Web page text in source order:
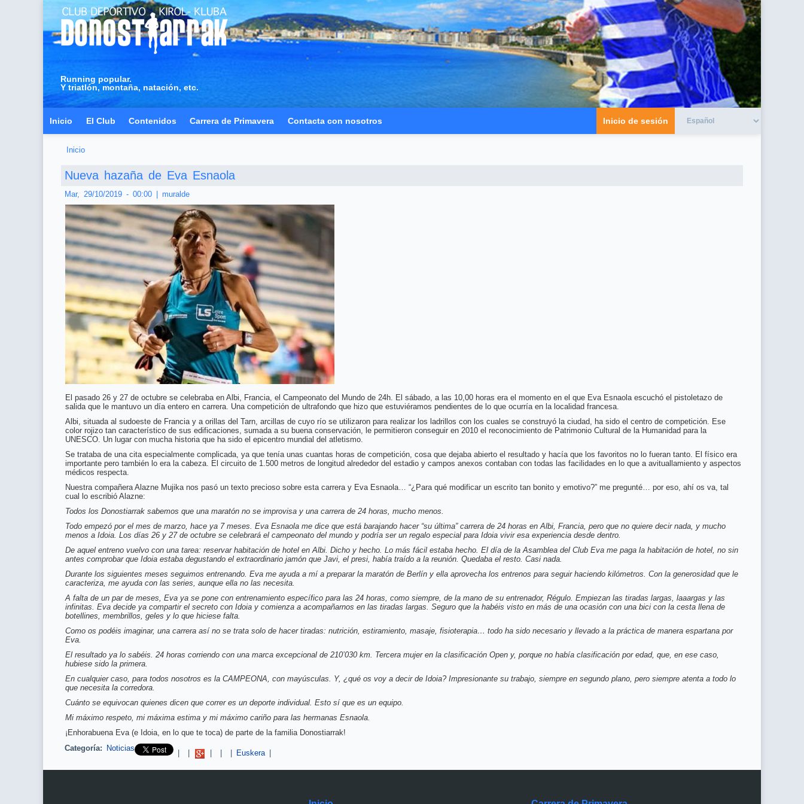
Running popular.
Y triatlón, montaña, natación, etc.
Inicio El Club Contenidos Carrera de Primavera Contacta con nosotros Inicio de sesión
Inicio
Nueva hazaña de Eva Esnaola
Mar, 29/10/2019 - 00:00 muralde
El pasado 26 y 27 de octubre se celebraba en Albi, Francia, el Campeonato del Mundo de 24h. El sábado, a las 10,00 horas era el momento en el que Eva Esnaola escuchó el pistoletazo de
salida que le mantuvo un día entero en carrera. Una competición de ultrafondo que hizo que estuviéramos pendientes de lo que ocurría en la localidad francesa.
Albi, situada al sudoeste de Francia y a orillas del Tarn, arcillas de cuyo río se utilizaron para realizar los ladrillos con los cuales se construyó la ciudad, ha sido el centro de competición. Ese
color rojizo tan característico de sus edificaciones, sumada a su buena conservación, le permitieron conseguir en 2010 el reconocimiento de Patrimonio Cultural de la Humanidad para la
UNESCO. Un lugar con mucha historia que ha sido el epicentro mundial del atletismo.
Se trataba de una cita especialmente complicada, ya que tenía unas cuantas horas de competición, cosa que dejaba abierto el resultado y hacía que los favoritos no lo fueran tanto. El físico era
importante pero también lo era la cabeza. El circuito de 1.500 metros de longitud alrededor del estadio y campos anexos contaban con todas las facilidades en lo que a avituallamiento y aspectos
médicos respecta.
Nuestra compañera Alazne Mujika nos pasó un texto precioso sobre esta carrera y Eva Esnaola… “¿Para qué modificar un escrito tan bonito y emotivo?” me pregunté… por eso, ahí os va, tal
cual lo escribió Alazne:
Todos los Donostiarrak sabemos que una maratón no se improvisa y una carrera de 24 horas, mucho menos.
Todo empezó por el mes de marzo, hace ya 7 meses. Eva Esnaola me dice que está barajando hacer “su última” carrera de 24 horas en Albi, Francia, pero que no quiere decir nada, y mucho
menos a Idoia. Los días 26 y 27 de octubre se celebrará el campeonato del mundo y podría ser un regalo especial para Idoia vivir esa experiencia desde dentro.
De aquel entreno vuelvo con una tarea: reservar habitación de hotel en Albi. Dicho y hecho. Lo más fácil estaba hecho. El día de la Asamblea del Club Eva me paga la habitación de hotel, no sin
antes comprobar que Idoia estaba degustando el extraordinario jamón que Javi, el presi, había traído a la reunión. Quedaba el resto. Casi nada.
Durante los siguientes meses seguimos entrenando. Eva me ayuda a mí a preparar la maratón de Berlín y ella aprovecha los entrenos para seguir haciendo kilómetros. Con la generosidad que le
caracteriza, me ayuda con las series, aunque ella no las necesita.
A falta de un par de meses, Eva ya se pone con entrenamiento específico para las 24 horas, como siempre, de la mano de su entrenador, Régulo. Empiezan las tiradas largas, laaargas y las
infinitas. Eva decide ya compartir el secreto con Idoia y comienza a acompañarnos en las tiradas largas. Seguro que la habéis visto en más de una ocasión con una bici con la cesta llena de
botellines, membrillos, geles y lo que hiciese falta.
Como os podéis imaginar, una carrera así no se trata solo de hacer tiradas: nutrición, estiramiento, masaje, fisioterapia… todo ha sido necesario y llevado a la práctica de manera espartana por
Eva.
El resultado ya lo sabéis. 24 horas corriendo con una marca excepcional de 210’030 km. Tercera mujer en la clasificación Open y, porque no había clasificación por edad, que, en ese caso,
hubiese sido la primera.
En cualquier caso, para todos nosotros es la CAMPEONA, con mayúsculas. Y, ¿qué os voy a decir de Idoia? Impresionante su trabajo, siempre en segundo plano, pero siempre atenta a todo lo
que necesita la corredora.
Cuánto se equivocan quienes dicen que correr es un deporte individual. Esto sí que es un equipo.
Mi máximo respeto, mi máxima estima y mi máximo cariño para las hermanas Esnaola.
¡Enhorabuena Eva (e Idoia, en lo que te toca) de parte de la familia Donostiarrak!
Pinterest
Euskera|
Categoría: Noticias